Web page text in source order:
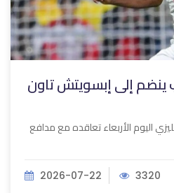
إلى إبسويتش تاون
اليوم الأربعاء تعاقده مع مدافع
2026-07-22 3320